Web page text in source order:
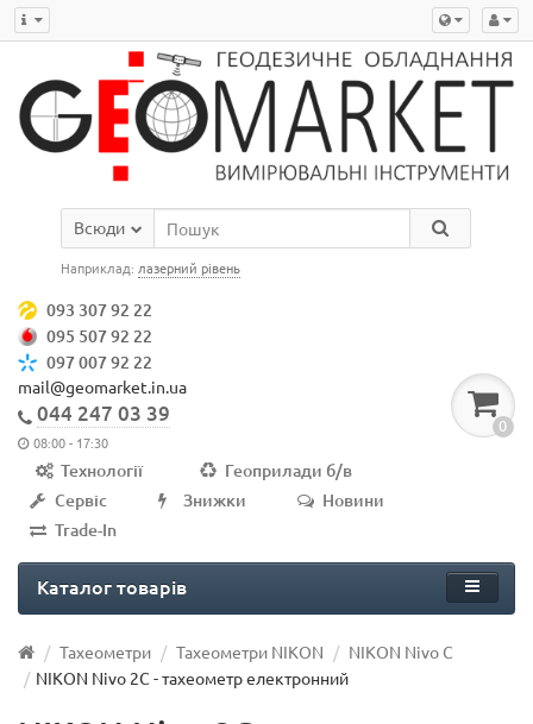
Всюди
Наприклад:лазерний рівень
093 307 92 22
095 507 92 22
097 007 92 22
mail@geomarket.in.ua
044 247 03 39
08:00 - 17:30
0
Технології
Геоприлади б/в
Сервіс
Знижки
Новини
Trade-In
Каталог товарів
Тахеометри Тахеометри NIKON
NIKON Nivo C
NIKON Nivo 2C - тахеометр електронний